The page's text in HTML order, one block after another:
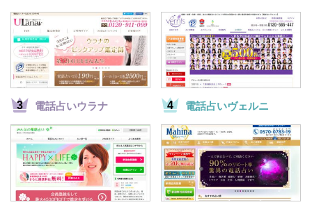
電話占いウラナ 電話占いヴェルニ